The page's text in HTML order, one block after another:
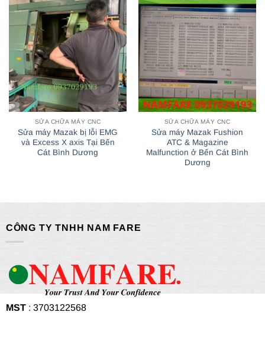
SỬA CHỮA MÁY CNC
Sửa máy Mazak bị lỗi EMG
và Excess X axis Tại Bến
Cát Bình Dương
SỬA CHỮA MÁY CNC
Sửa máy Mazak Fushion
ATC & Magazine
Malfunction ở Bến Cát Bình
Dương
CÔNG TY TNHH NAM FARE
MST: 3703122568